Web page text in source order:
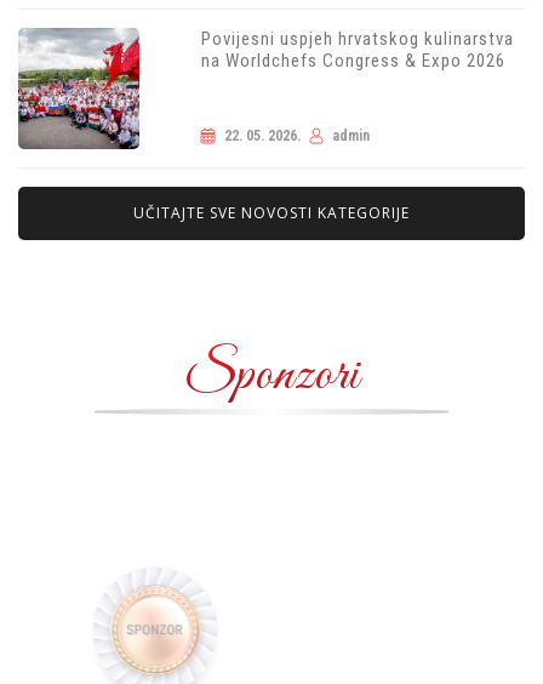
Povijesni uspjeh hrvatskog kulinarstva
na Worldchefs Congress & Expo 2026
22. 05. 2026. admin
UČITAJTE SVE NOVOSTI KATEGORIJE
Sponzori